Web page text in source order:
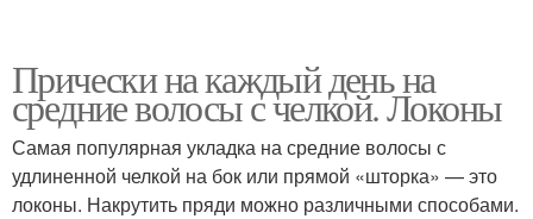
Прически на каждый день на
средние волосы с челкой. Локоны
Самая популярная укладка на средние волосы с
удлиненной челкой на бок или прямой «шторка» — это
локоны. Накрутить пряди можно различными способами.